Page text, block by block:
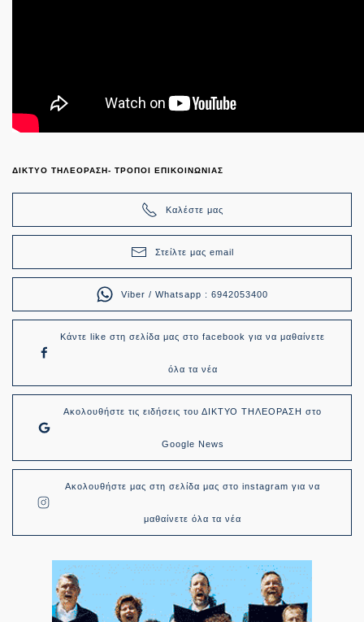
ΔΙΚΤΥΟ ΤΗΛΕΟΡΑΣΗ- ΤΡΟΠΟΙ ΕΠΙΚΟΙΝΩΝΙΑΣ
Καλέστε μας
Στείλτε μας email
Viber / Whatsapp : 6942053400
Κάντε like στη σελίδα μας στο facebook για να μαθαίνετε
όλα τα νέα
Ακολουθήστε τις ειδήσεις του ΔΙΚΤΥΟ ΤΗΛΕΟΡΑΣΗ στο
Google News
Ακολουθήστε μας στη σελίδα μας στο instagram για να
μαθαίνετε όλα τα νέα